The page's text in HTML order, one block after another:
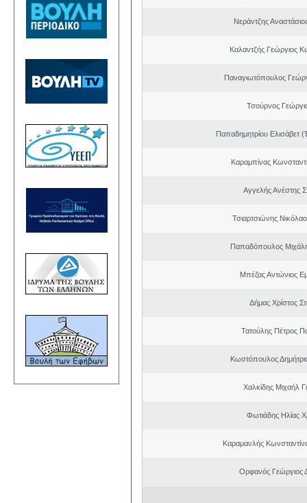
Νεράντζης
Καλαντζής Γεώργιος
Παναγιωτόπουλος
Τσούρνος
Παπαδημητρίου Ελισάβετ
Καραμπίνας
Αγγελής Ανέστης
Τσιαρτσιώνης
Παπαδόπουλος
Μπέζας Αντώνιος
Δήμας Χρίστος
Τατούλης Πέτρος
Κωστόπουλος
Χαλκίδης Μιχαήλ
Φωτιάδης Ηλίας
Καραμανλής
Ορφανός Γεώργιος